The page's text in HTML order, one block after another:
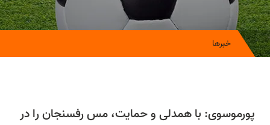
خبرها
پورموسوی: با همدلی و حمایت، مس رفسنجان را در